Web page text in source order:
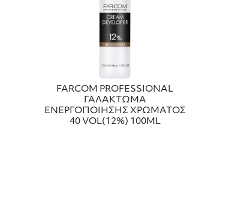
FARCOM PROFESSIONAL
ΓΑΛΑΚΤΩΜΑ
ΕΝΕΡΓΟΠΟΙΗΣΗΣ ΧΡΩΜΑΤΟΣ
40 VOL(12%) 100ML